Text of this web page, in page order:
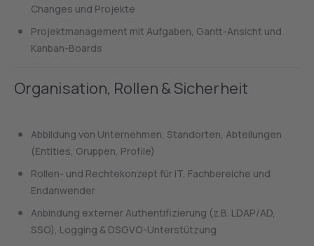
Changes und Projekte
Projektmanagement mit Aufgaben, Gantt-Ansicht und
Kanban-Boards
Organisation, Rollen & Sicherheit
Abbildung von Unternehmen, Standorten, Abteilungen
(Entities, Gruppen, Profile)
Rollen- und Rechtekonzept für IT, Fachbereiche und
Endanwender
Anbindung externer Authentifizierung (z.B. LDAP/AD,
SSO), Logging & DSGVO-Unterstützung